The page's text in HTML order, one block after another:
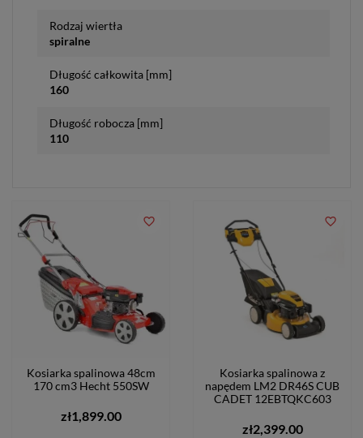
Rodzaj wiertła
spiralne
Długość całkowita [mm]
160
Długość robocza [mm]
110
Kosiarka spalinowa 48cm
170 cm3 Hecht 550SW
zł1,899.00
favorite_border
Kosiarka spalinowa z
napędem LM2 DR46S CUB
CADET 12EBTQKC603
zł2,399.00
favorite_border